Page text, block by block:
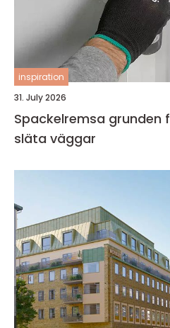
inspiration
31. July 2026
Spackelremsa grunden för hållbara och
släta väggar